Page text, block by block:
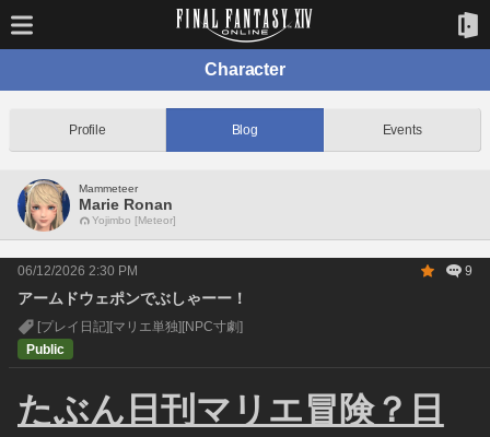
Character
Profile Blog Events
Mammeteer
Marie Ronan
Yojimbo [Meteor]
06/12/2026 2:30 PM 9
アームドウェポンでぶしゃーー！
[プレイ日記] [マリエ単独] [NPC寸劇]
Public
たぶん日刊マリエ冒険？日